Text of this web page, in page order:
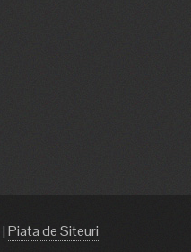
|Piata de Siteuri